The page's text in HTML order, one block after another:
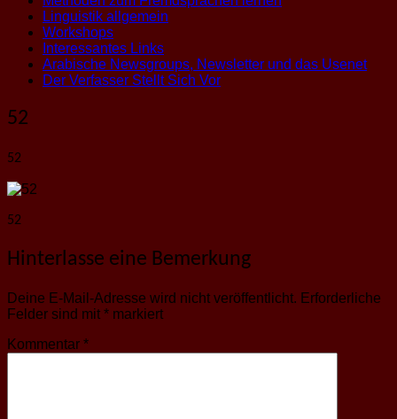
Linguistik allgemein
Workshops
Interessantes Links
Arabische Newsgroups, Newsletter und das Usenet
Der Verfasser Stellt Sich Vor
52
52
52
Hinterlasse eine Bemerkung
Deine E-Mail-Adresse wird nicht veröffentlicht. Erforderliche
Felder sind mit * markiert
Kommentar *